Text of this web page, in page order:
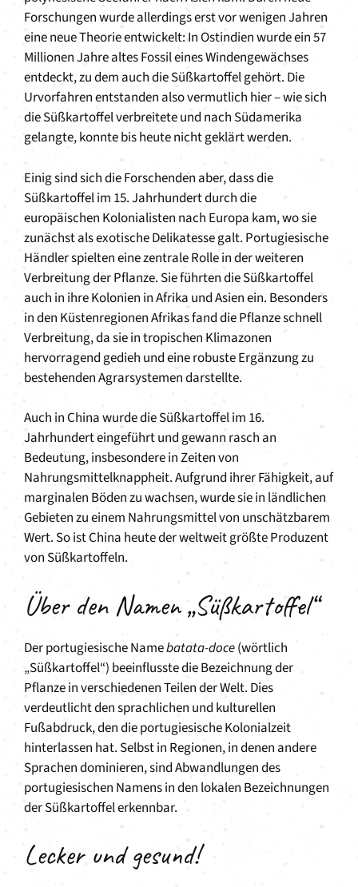
Forschungen wurde allerdings erst vor wenigen Jahren
eine neue Theorie entwickelt: In Ostindien wurde ein 57
Millionen Jahre altes Fossil eines Windengewächses
entdeckt, zu dem auch die Süßkartoffel gehört. Die
Urvorfahren entstanden also vermutlich hier – wie sich
die Süßkartoffel verbreitete und nach Südamerika
gelangte, konnte bis heute nicht geklärt werden.
Einig sind sich die Forschenden aber, dass die
Süßkartoffel im 15. Jahrhundert durch die
europäischen Kolonialisten nach Europa kam, wo sie
zunächst als exotische Delikatesse galt. Portugiesische
Händler spielten eine zentrale Rolle in der weiteren
Verbreitung der Pflanze. Sie führten die Süßkartoffel
auch in ihre Kolonien in Afrika und Asien ein. Besonders
in den Küstenregionen Afrikas fand die Pflanze schnell
Verbreitung, da sie in tropischen Klimazonen
hervorragend gedieh und eine robuste Ergänzung zu
bestehenden Agrarsystemen darstellte.
Auch in China wurde die Süßkartoffel im 16.
Jahrhundert eingeführt und gewann rasch an
Bedeutung, insbesondere in Zeiten von
Nahrungsmittelknappheit. Aufgrund ihrer Fähigkeit, auf
marginalen Böden zu wachsen, wurde sie in ländlichen
Gebieten zu einem Nahrungsmittel von unschätzbarem
Wert. So ist China heute der weltweit größte Produzent
von Süßkartoffeln.
Über den Namen „Süßkartoffel“
Der portugiesische Namebatata-doce(wörtlich
„Süßkartoffel“) beeinflusste die Bezeichnung der
Pflanze in verschiedenen Teilen der Welt. Dies
verdeutlicht den sprachlichen und kulturellen
Fußabdruck, den die portugiesische Kolonialzeit
hinterlassen hat. Selbst in Regionen, in denen andere
Sprachen dominieren, sind Abwandlungen des
portugiesischen Namens in den lokalen Bezeichnungen
der Süßkartoffel erkennbar.
Lecker und gesund!